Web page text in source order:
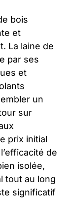
bois
et
La laine de
par ses
et
un
sur
prix initial
de
isolée,
tout au long
significatif